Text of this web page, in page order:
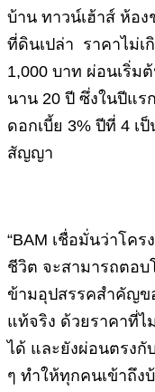
บ้าน ทาวน์เฮ้าส์ ห้อ
ที่ดินเปล่า ราคาไม่เ
1,000 บาท ผ่อนเริ่ม
นาน 20 ปี ซึ่งในปีแร
ดอกเบี้ย 3% ปีที่ 4 เ
สัญญา
“BAM เชื่อมั่นว่าโค
ชีวิต จะสามารถตอ
ข้ามอุปสรรคสำคัญข
แท้จริง ด้วยราคาที่
ได้ และยังผ่อนตรงกั
ๆ ทำให้ทุกคนเข้าถึง